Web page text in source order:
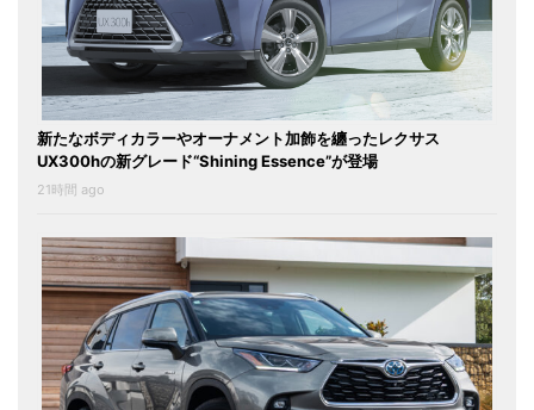
新たなボディカラーやオーナメント加飾を纏ったレクサス
UX300hの新グレード“Shining Essence”が登場
21時間 ago